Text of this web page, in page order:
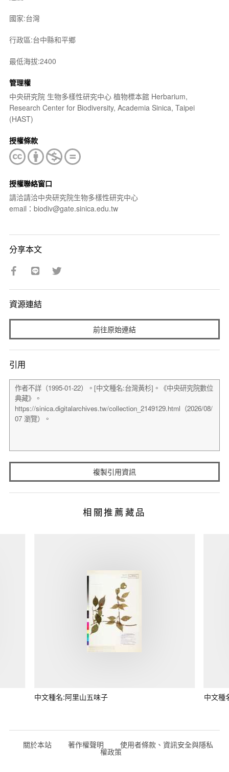
國家:台灣
行政區:台中縣和平鄉
最低海拔:2400
管理權
中央研究院 生物多樣性研究中心 植物標本館 Herbarium,
Research Center for Biodiversity, Academia Sinica, Taipei
(HAST)
授權條款
授權聯絡窗口
請洽請洽中央研究院生物多樣性研究中心
email：biodiv@gate.sinica.edu.tw
分享本文
資源連結
前往原始連結
引用
複製引用資訊
相關推薦藏品
中文種名:阿里山五味子 中文種
關於本站 著作權聲明 使用者條款、資訊安全與隱私
權政策